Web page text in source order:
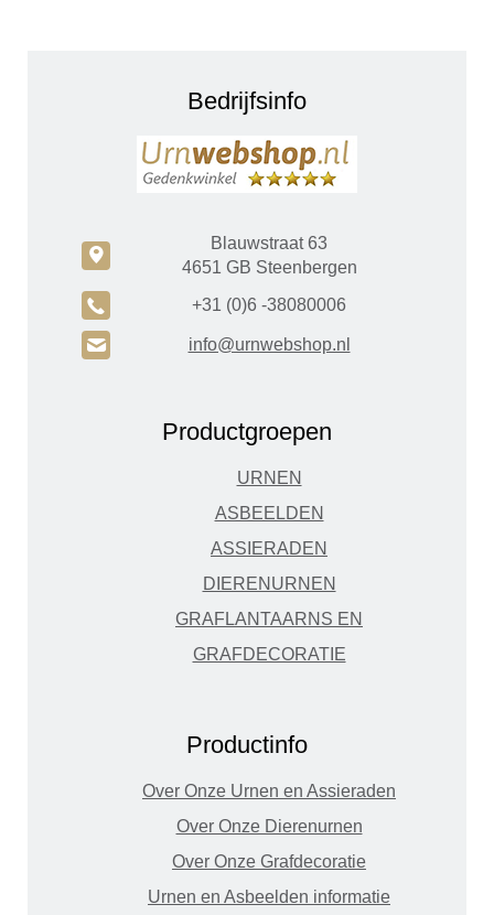
Bedrijfsinfo
c
Blauwstraat 63
4651 GB Steenbergen
A +31 (0)6 -38080006
H info@urnwebshop.nl
Productgroepen
URNEN
ASBEELDEN
ASSIERADEN
DIERENURNEN
GRAFLANTAARNS EN
GRAFDECORATIE
Productinfo
Over Onze Urnen en Assieraden
Over Onze Dierenurnen
Over Onze Grafdecoratie
Urnen en Asbeelden informatie